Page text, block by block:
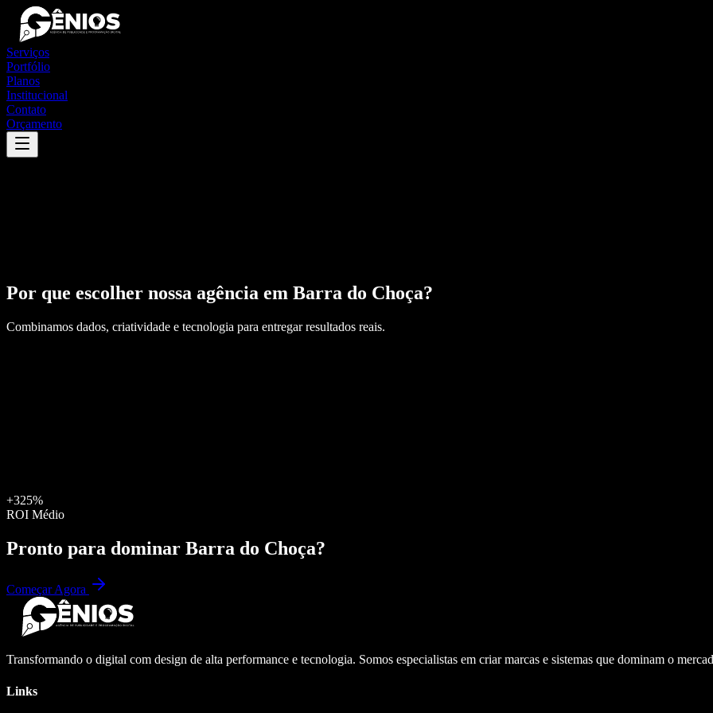
Serviços
Portfólio
Planos
Institucional
Contato
Orçamento
Por que escolher nossa agência em Barra do Choça?
Combinamos dados, criatividade e tecnologia para entregar resultados reais.
+325%
ROI Médio
Pronto para dominar Barra do Choça?
Começar Agora
Transformando o digital com design de alta performance e tecnologia. Somos especialistas em criar marcas e sistemas que dominam o
Links